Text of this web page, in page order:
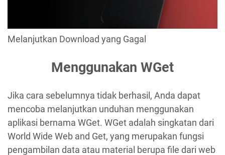
Melanjutkan Download yang Gagal
Menggunakan WGet
Jika cara sebelumnya tidak berhasil, Anda dapat
mencoba melanjutkan unduhan menggunakan
aplikasi bernama WGet. WGet adalah singkatan dari
World Wide Web and Get, yang merupakan fungsi
pengambilan data atau material berupa file dari web